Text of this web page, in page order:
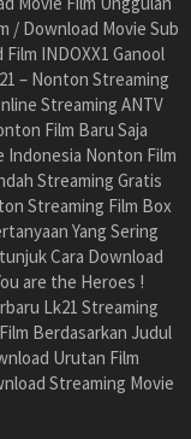
/ Download Movie Sub
INDOXX1 Ganool
– Nonton Streaming
Streaming ANTV
Film Baru Saja
Indonesia Nonton Film
Streaming Gratis
Streaming Film Box
Yang Sering
Cara Download
are the Heroes !
Lk21 Streaming
Berdasarkan Judul
Urutan Film
Streaming Movie